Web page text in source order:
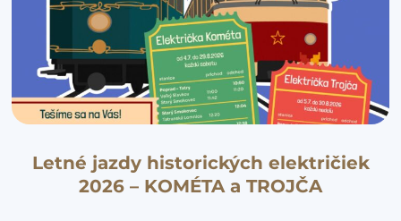
Letné jazdy historických električiek
2026 – KOMÉTA a TROJČA